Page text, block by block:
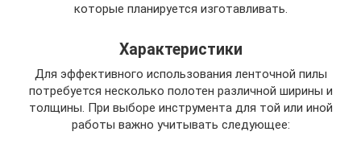
которые планируется изготавливать.
Характеристики
Для эффективного использования ленточной пилы
потребуется несколько полотен различной ширины и
толщины. При выборе инструмента для той или иной
работы важно учитывать следующее: